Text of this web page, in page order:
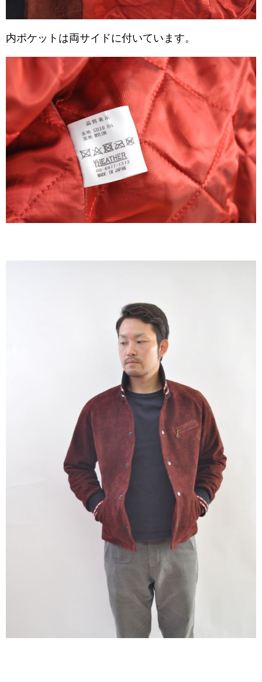
内ポケットは両サイドに付いています。